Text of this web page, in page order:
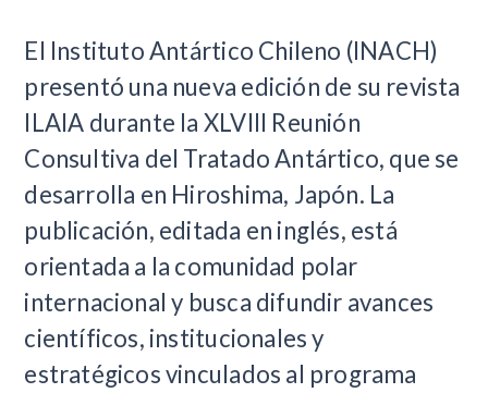
El Instituto Antártico Chileno (INACH)
presentó una nueva edición de su revista
ILAIA durante la XLVIII Reunión
Consultiva del Tratado Antártico, que se
desarrolla en Hiroshima, Japón. La
publicación, editada en inglés, está
orientada a la comunidad polar
internacional y busca difundir avances
científicos, institucionales y
estratégicos vinculados al programa